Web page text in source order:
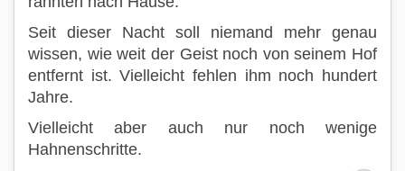
Seit dieser Nacht soll niemand mehr genau
wissen, wie weit der Geist noch von seinem Hof
entfernt ist. Vielleicht fehlen ihm noch hundert
Jahre.
Vielleicht aber auch nur noch wenige
Hahnenschritte.